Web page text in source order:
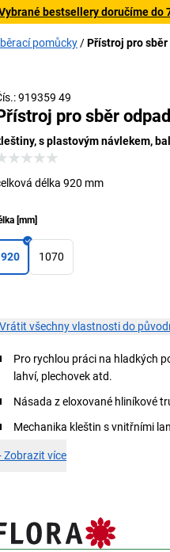
bestsellery doručíme
pomůcky Přístroj pro sběr
919359 49
pro sběr
s plastovým návlekem,
délka 920 mm
[mm]
920 1070
Vrátit všechny vlastnosti do
Pro rychlou práci na hladkých
lahví, plechovek atd.
Násada z eloxované hliníkové
Mechanika kleštin s vnitřními
Zobrazit více